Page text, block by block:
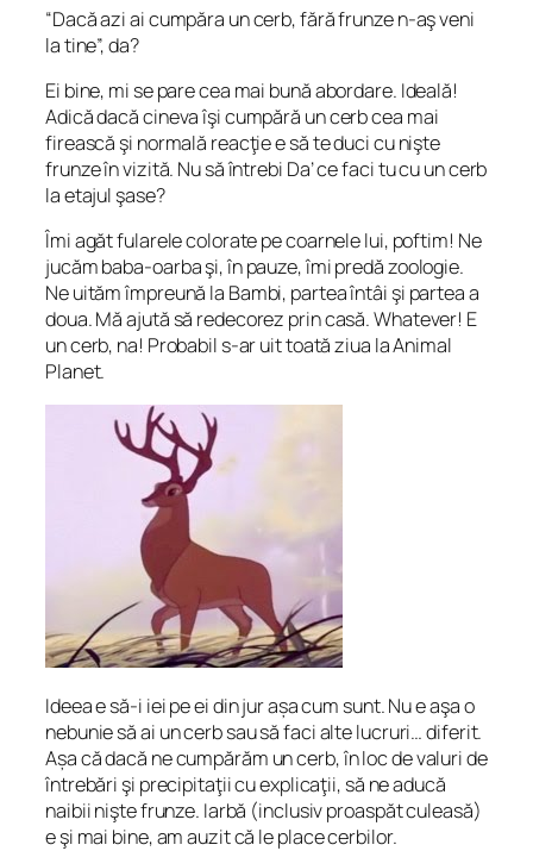
“Dacă azi ai cumpăra un cerb, fără frunze n-aş veni
la tine”, da?
Ei bine, mi se pare cea mai bună abordare. Ideală!
Adică dacă cineva îşi cumpără un cerb cea mai
firească şi normală reacţie e să te duci cu nişte
frunze în vizită. Nu să întrebi Da’ ce faci tu cu un cerb
la etajul şase?
Îmi agăt fularele colorate pe coarnele lui, poftim! Ne
jucăm baba-oarba şi, în pauze, îmi predă zoologie.
Ne uităm împreună la Bambi, partea întâi şi partea a
doua. Mă ajută să redecorez prin casă. Whatever! E
un cerb, na! Probabil s-ar uit toată ziua la Animal
Planet.
Ideea e să-i iei pe ei din jur așa cum sunt. Nu e aşa o
nebunie să ai un cerb sau să faci alte lucruri… diferit.
Așa că dacă ne cumpărăm un cerb, în loc de valuri de
întrebări şi precipitaţii cu explicaţii, să ne aducă
naibii nişte frunze. Iarbă (inclusiv proaspăt culeasă)
e şi mai bine, am auzit că le place cerbilor.